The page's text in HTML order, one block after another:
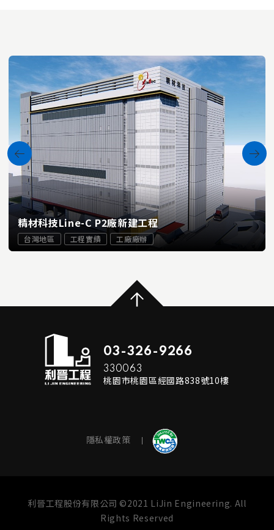
精材科技Line-C P2廠新建工程
台灣地區 工程實績 工廠廠辦
03-326-9266
330063
桃園市桃園區經國路838號10樓
隱私權政策
利晉工程股份有限公司 ©2021 LiJin Engineering. All
Rights Reserved